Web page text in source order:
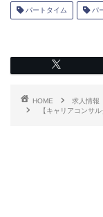
パートタイム パ
HOME
求人情報
【キャリアコンサ